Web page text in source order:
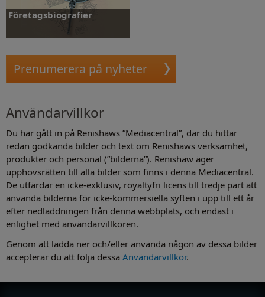
Företagsbiografier
Prenumerera på nyheter
Användarvillkor
Du har gått in på Renishaws ”Mediacentral”, där du hittar
redan godkända bilder och text om Renishaws verksamhet,
produkter och personal (”bilderna”). Renishaw äger
upphovsrätten till alla bilder som finns i denna Mediacentral.
De utfärdar en icke-exklusiv, royaltyfri licens till tredje part att
använda bilderna för icke-kommersiella syften i upp till ett år
efter nedladdningen från denna webbplats, och endast i
enlighet med användarvillkoren.
Genom att ladda ner och/eller använda någon av dessa bilder
accepterar du att följa dessa Användarvillkor.